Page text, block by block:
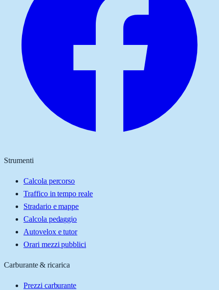
Strumenti
Calcola percorso
Traffico in tempo reale
Stradario e mappe
Calcola pedaggio
Autovelox e tutor
Orari mezzi pubblici
Carburante & ricarica
Prezzi carburante